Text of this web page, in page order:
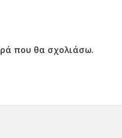
που θα σχολιάσω.